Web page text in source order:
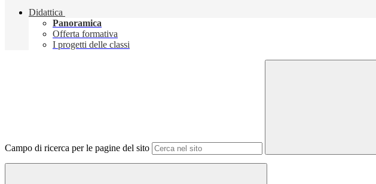
Didattica
Panoramica
Offerta formativa
I progetti delle classi
Campo di ricerca per le pagine del sito